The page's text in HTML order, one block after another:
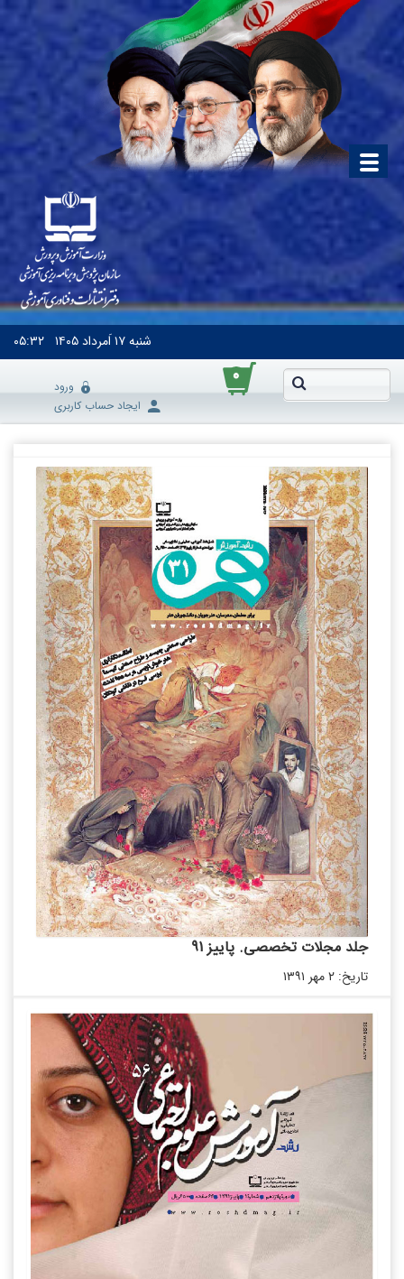
شنبه۱۷ اَمرداد ۱۴۰۵ ۰۵:۳۲
۰
ورود
ایجاد حساب کاربری
جلد مجلات تخصصی. پاییز 91
تاریخ: ۲ مهر ۱۳۹۱